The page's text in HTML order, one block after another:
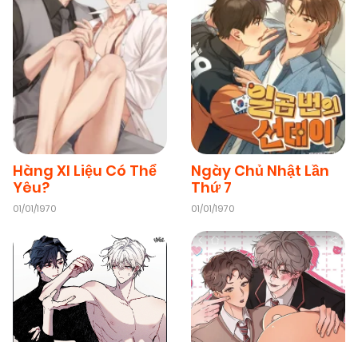
Hàng Xl Liệu Có Thể
Yêu?
01/01/1970
Ngày Chủ Nhật Lần
Thứ 7
01/01/1970